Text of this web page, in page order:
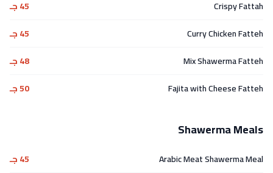
Crispy Fattah
45 جـ
Curry Chicken Fatteh
45 جـ
Mix Shawerma Fatteh
48 جـ
Fajita with Cheese Fatteh
50 جـ
Shawerma Meals
Arabic Meat Shawerma Meal
45 جـ